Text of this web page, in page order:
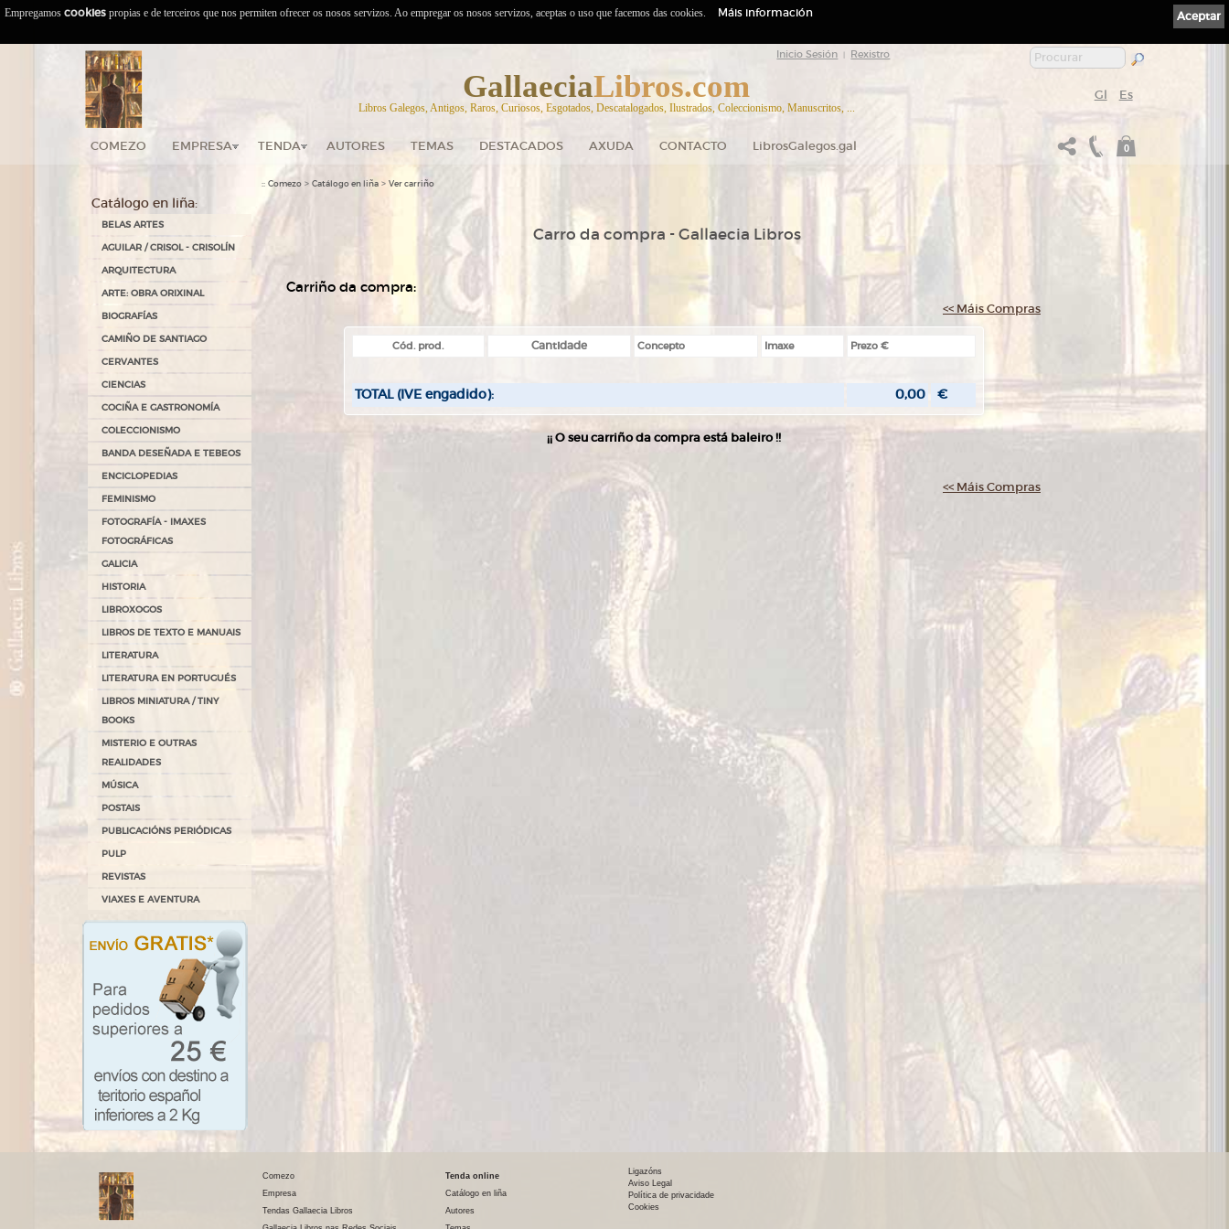
Inicio Sesión Rexistro
GallaeciaLibros.com
Libros Galegos, Antigos, Raros, Curiosos, Esgotados, Descatalogados, Ilustrados, Coleccionismo, Manuscritos, ...
Gl Es
COMEZO EMPRESA TENDA AUTORES TEMAS DESTACADOS AXUDA CONTACTO LibrosGalegos.gal 0
Catálogo en liña:
BELAS ARTES
AGUILAR / CRISOL - CRISOLÍN
ARQUITECTURA
ARTE: OBRA ORIXINAL
BIOGRAFÍAS
CAMIÑO DE SANTIAGO
CERVANTES
CIENCIAS
COCIÑA E GASTRONOMÍA
COLECCIONISMO
BANDA DESEÑADA E TEBEOS
ENCICLOPEDIAS
FEMINISMO
FOTOGRAFÍA - IMAXES
FOTOGRÁFICAS
GALICIA
HISTORIA
LIBROXOGOS
LIBROS DE TEXTO E MANUAIS
LITERATURA
LITERATURA EN PORTUGUÉS
LIBROS MINIATURA / TINY
BOOKS
MISTERIO E OUTRAS
REALIDADES
MÚSICA
POSTAIS
PUBLICACIÓNS PERIÓDICAS
PULP
REVISTAS
VIAXES E AVENTURA
:: Comezo > Catálogo en liña > Ver carriño
Carro da compra - Gallaecia Libros
Carriño da compra:
<< Máis Compras
Cód. prod. Cantidade Concepto Imaxe Prezo €
TOTAL (IVE engadido): 0,00 €
¡¡ O seu carriño da compra está baleiro !!
<< Máis Compras
Comezo
Empresa
Tendas Gallaecia Libros
Tenda online
Catálogo en liña
Autores
Ligazóns
Aviso Legal
Política de privacidade
Cookies
Aceptar
Empregamos cookies propias e de terceiros que nos permiten ofrecer os nosos servizos. Ao empregar os nosos servizos, aceptas o uso que facemos das cookies. Máis información